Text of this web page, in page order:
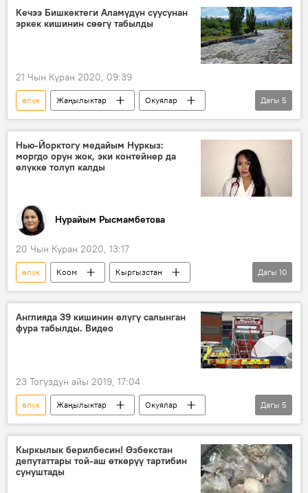
КР Саламаттык сактоо министрлиги
муфтият
коронавирус
сөөк коюу
Кечээ Бишкектеги Аламүдүн суусунан
эркек кишинин сөөгү табылды
21 Чын Куран 2020, 09:39
өлүк Жаңылыктар
Окуялар
Кыргызстан
Бишкек
ӨКМ
куткаруучу
милиция
Дагы 5
Нью-Йорктогу медайым Нуркыз:
моргдо орун жок, эки контейнер да
өлүккө толуп калды
Нурайым Рысмамбетова
20 Чын Куран 2020, 13:17
өлүк Коом
Кыргызстан
Дүйнөдө
АКШ
коронавирус
Нью-Йорк
оорукана
медицина
бейтап
Коронавируска байланыштуу Кыргызстандагы кырдаал
Дагы 10
Англияда 39 кишинин өлүгү салынган
фура табылды. Видео
23 Тогуздун айы 2019, 17:04
өлүк Жаңылыктар
Окуялар
Дүйнөдө
Улуу Британия
фура
полиция
Дагы 5
Кыркылык берилбесин! Өзбекстан
депутаттары той-аш өткөрүү тартибин
сунуштады